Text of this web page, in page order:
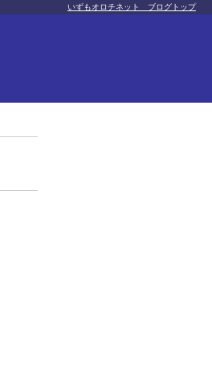
いずもオロチネット ブログトップ